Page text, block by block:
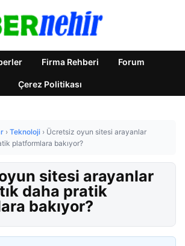
Firma Rehberi Forum
Çerez Politikası
› Teknoloji › Ücretsiz oyun sitesi arayanlar
platformlara bakıyor?
sitesi arayanlar
daha pratik
bakıyor?